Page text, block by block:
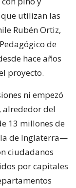
utilizan las
Rubén Ortiz,
de
hace años
proyecto.
ni empezó
alrededor del
13 millones de
la de Inglaterra—
ciudadanos
por capitales